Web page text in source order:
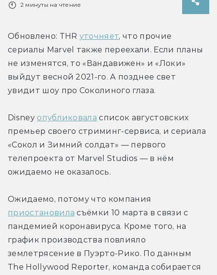
2 минуты на чтение
Обновлено: THR уточняет, что прочие
сериалы Marvel также переехали. Если планы
не изменятся, то «Вандавижен» и «Локи»
выйдут весной 2021-го. А позднее свет
увидит шоу про Соколиного глаза.
Disney опубликовала список августовских
премьер своего стриминг-сервиса, и сериала
«Сокол и Зимний солдат» — первого
телепроекта от Marvel Studios — в нём
ожидаемо не оказалось.
приостановила съёмки 10 марта в связи с
пандемией коронавируса. Кроме того, на
график производства повлияло
землетрясение в Пуэрто-Рико. По данным